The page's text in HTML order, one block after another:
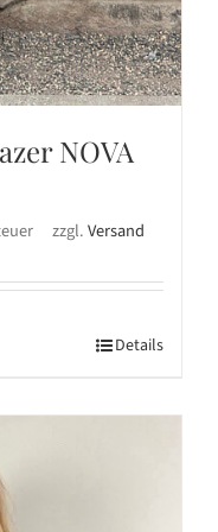
NOVA
zzgl.Versand
Details